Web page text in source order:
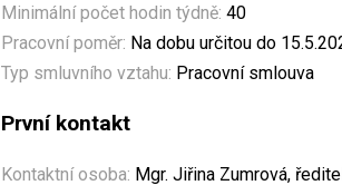
Minimální počet hodin týdně: 40
Pracovní poměr: Na dobu určitou do
Typ smluvního vztahu: Pracovní smlouva
První kontakt
Kontaktní osoba: Mgr. Jiřina Zumrová,